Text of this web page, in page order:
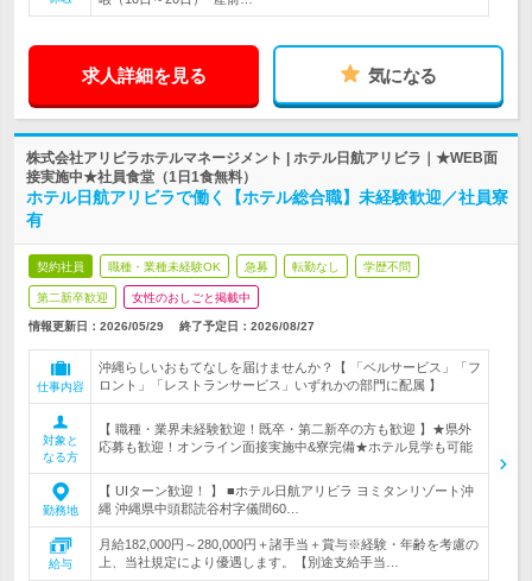
求人詳細を見る 気になる
株式会社アリビラホテルマネージメント | ホテル日航アリビラ｜★WEB面
接実施中★社員食堂（1日1食無料）
ホテル日航アリビラで働く【ホテル総合職】未経験歓迎／社員寮
有
契約社員 職種・業種未経験OK 急募 転勤なし 学歴不問
第二新卒歓迎 女性のおしごと掲載中
情報更新日：2026/05/29 終了予定日： 2026/08/27
仕事内容
沖縄らしいおもてなしを届けませんか？【 「ベルサービス」「フ
ロント」「レストランサービス」いずれかの部門に配属 】
対象と
なる方
【 職種・業界未経験歓迎！既卒・第二新卒の方も歓迎 】★県外
応募も歓迎！オンライン面接実施中&寮完備★ホテル見学も可能
勤務地
【 UIターン歓迎！ 】 ■ホテル日航アリビラ ヨミタンリゾート沖
縄 沖縄県中頭郡読谷村字儀間60…
給与
月給182,000円～280,000円＋諸手当＋賞与※経験・年齢を考慮の
上、当社規定により優遇します。【別途支給手当…